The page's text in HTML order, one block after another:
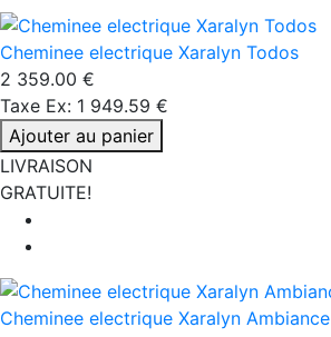
Cheminee electrique Xaralyn Todos
2 359.00 €
Taxe Ex: 1 949.59 €
Ajouter au panier
LIVRAISON
GRATUITE!
Cheminee electrique Xaralyn Ambiance